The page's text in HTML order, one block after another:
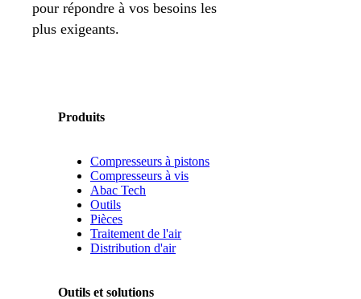
pour répondre à vos besoins les
plus exigeants.
Produits
Compresseurs à pistons
Compresseurs à vis
Abac Tech
Outils
Pièces
Traitement de l'air
Distribution d'air
Outils et solutions